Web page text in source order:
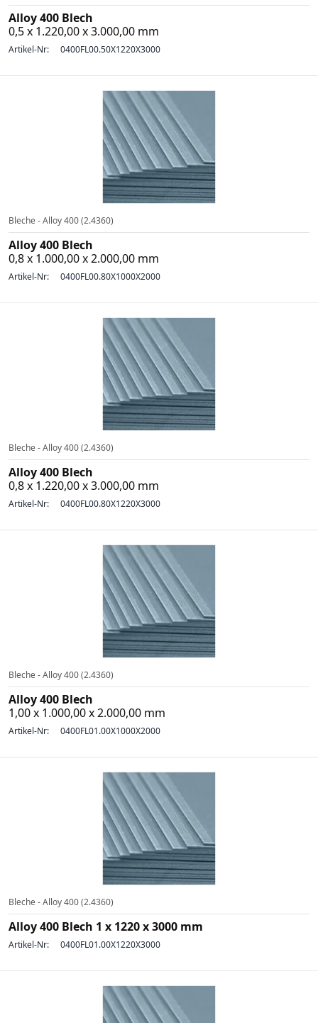
Alloy 400 Blech
0,5 x 1.220,00 x 3.000,00 mm
Artikel-Nr: 0400FL00.50X1220X3000
Bleche - Alloy 400 (2.4360)
Alloy 400 Blech
0,8 x 1.000,00 x 2.000,00 mm
Artikel-Nr: 0400FL00.80X1000X2000
Bleche - Alloy 400 (2.4360)
Alloy 400 Blech
0,8 x 1.220,00 x 3.000,00 mm
Artikel-Nr: 0400FL00.80X1220X3000
Bleche - Alloy 400 (2.4360)
Alloy 400 Blech
1,00 x 1.000,00 x 2.000,00 mm
Artikel-Nr: 0400FL01.00X1000X2000
Bleche - Alloy 400 (2.4360)
Alloy 400 Blech 1 x 1220 x 3000 mm
Artikel-Nr: 0400FL01.00X1220X3000